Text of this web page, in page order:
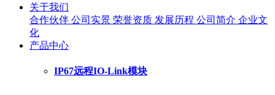
关于我们
合作伙伴 公司实景 荣誉资质 发展历程 公司简介 企业文
化
产品中心
IP67远程IO-Link模块